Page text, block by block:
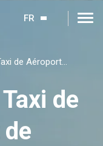
FR
Transferts et Taxi de Aéroport de Cracovie-Balice
de